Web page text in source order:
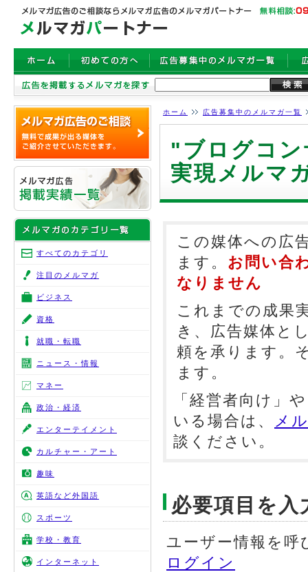
ホーム 広告募集中のメルマガ一覧
"ブログコ
実現メルマ
この媒体への広
ます。 お問い合
なりません
これまでの成果
き、広告媒体と
頼を承ります。
ます。
「経営者向け」
いる場合は、
メ
談ください。
必要項目を
ユーザー情報を
ログイン
すべてのカテゴリ
注目のメルマガ
ビジネス
資格
就職・転職
ニュース・情報
マネー
政治・経済
エンターテイメント
カルチャー・アート
趣味
英語など外国語
スポーツ
学校・教育
インターネット